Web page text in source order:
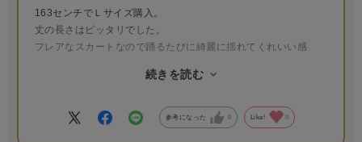
163センチでＬサイズ購入。
丈の長さはピッタリでした。
フレアなスカートなので踊るたびに綺麗に揺れてくれいい感
ケープがアジャスターで調節できるので
落ち着いたグレージュっぽいモカ色も
続きを読む
参考になった 0 Like! 0